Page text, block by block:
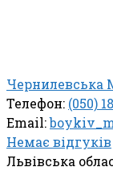
Чернилевська
Телефон: (050)
Email:
Немає відгуків
Львівська